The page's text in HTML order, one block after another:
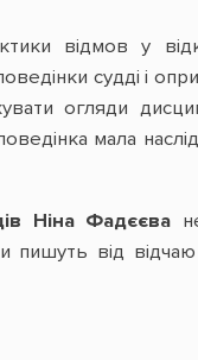
відмов у
судді і
огляди
мала
Ніна Фадєєва
пишуть від